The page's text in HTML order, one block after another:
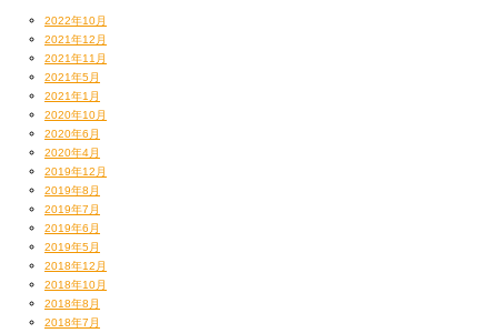
何回か歌って上手くなってくると今の雰囲気損なわれちゃうから、次のテイ
クで決めちゃおう。」と。
すごいこと言うなこの人は、と思った次第です。
ちなみにこの曲が一番最後に録った曲で、
それまでの曲は、レコーディング中もSHIMIによる厳しいディレクション
で、
何度も歌い直しさせられたりということが基本だったから、
色々と新鮮でした。
曲作り、歌うこと。面白く、やはり奥が深いなーと。
2022年10月
2021年12月
2021年11月
2021年5月
2021年1月
2020年10月
2020年6月
2020年4月
2019年12月
2019年8月
2019年7月
2019年6月
2019年5月
2018年12月
2018年10月
2018年8月
2018年7月